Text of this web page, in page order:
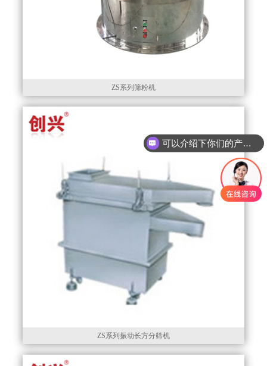
ZS系列筛粉机
ZS系列振动长方分筛机
可以介绍下你们的产品么
你们是怎么收费的呢